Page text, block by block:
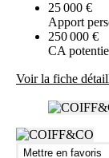
25 000 €
Apport
250 000 €
CA
Voir la fiche
Mettre en favoris